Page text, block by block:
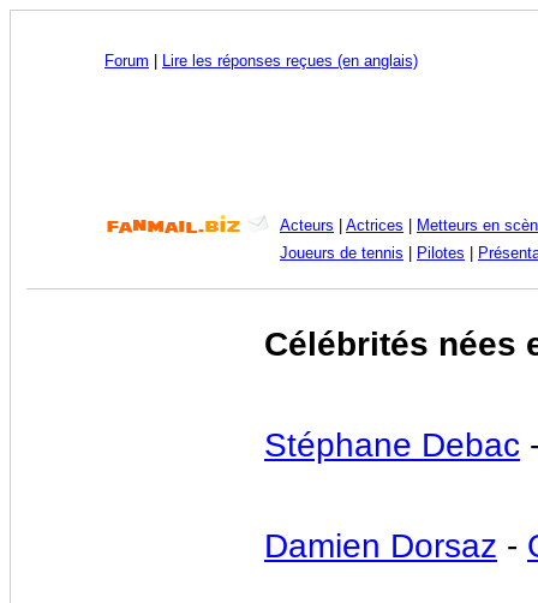
Forum Lire les réponses reçues (en anglais)
Acteurs Actrices
Metteurs en
Joueurs de tennis
Pilotes
Célébrités nées
Stéphane Debac
Damien Dorsaz -